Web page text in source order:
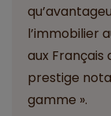
l’immobilier
aux Français
prestige
gamme ».